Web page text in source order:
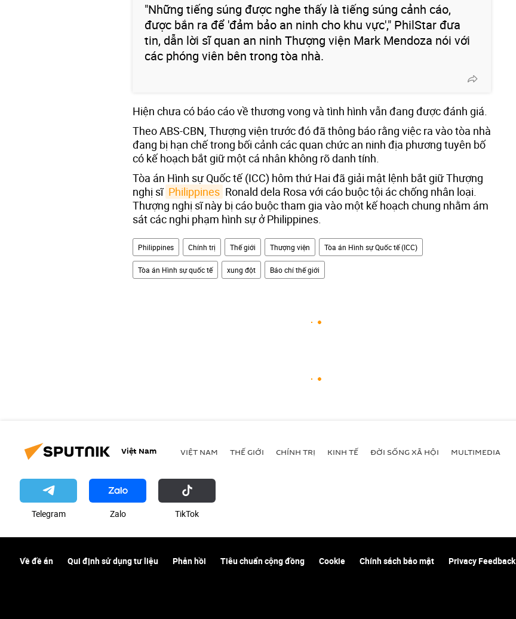
"Những tiếng súng được nghe thấy là tiếng súng cảnh cáo,
được bắn ra để 'đảm bảo an ninh cho khu vực'," PhilStar đưa
tin, dẫn lời sĩ quan an ninh Thượng viện Mark Mendoza nói với
các phóng viên bên trong tòa nhà.
Hiện chưa có báo cáo về thương vong và tình hình vẫn đang được đánh giá.
Theo ABS-CBN, Thượng viện trước đó đã thông báo rằng việc ra vào tòa nhà
đang bị hạn chế trong bối cảnh các quan chức an ninh địa phương tuyên bố
có kế hoạch bắt giữ một cá nhân không rõ danh tính.
Tòa án Hình sự Quốc tế (ICC) hôm thứ Hai đã giải mật lệnh bắt giữ Thượng
nghị sĩ Philippines Ronald dela Rosa với cáo buộc tội ác chống nhân loại.
Thượng nghị sĩ này bị cáo buộc tham gia vào một kế hoạch chung nhằm ám
sát các nghi phạm hình sự ở Philippines.
Philippines Chính trị Thế giới Thượng viện Tòa án Hình sự Quốc tế (ICC)
Tòa án Hình sự quốc tế xung đột Báo chí thế giới
Việt Nam VIỆT NAM THẾ GIỚI CHÍNH TRỊ KINH TẾ ĐỜI SỐNG XÃ HỘI MULTIMEDIA
Telegram Zalo ТikТоk
Về đề án Qui định sử dụng tư liệu Phản hồi Tiêu chuẩn cộng đồng Cookie Chính sách bảo mật Privacy Feedback